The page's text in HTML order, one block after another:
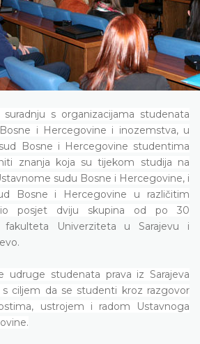
suradnju s organizacijama studenata
i Hercegovine i inozemstva, u
Bosne i Hercegovine studentima
znanja koja su tijekom studija na
sudu Bosne i Hercegovine, i
Bosne i Hercegovine u različitim
posjet dviju skupina od po 30
fakulteta Univerziteta u Sarajevu i
udruge studenata prava iz Sarajeva
s ciljem da se studenti kroz razgovor
ustrojem i radom Ustavnoga